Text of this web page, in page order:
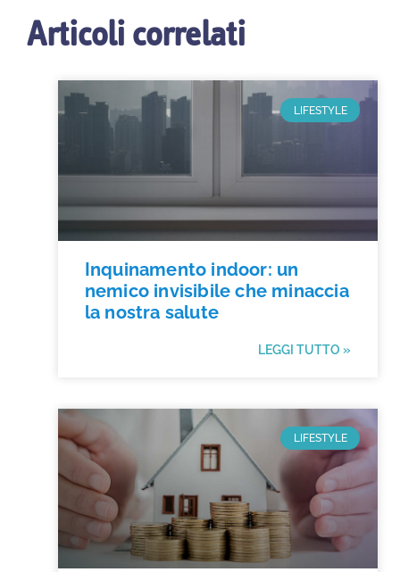
Articoli correlati
LIFESTYLE
Inquinamento indoor: un
nemico invisibile che minaccia
la nostra salute
LEGGI TUTTO »
LIFESTYLE